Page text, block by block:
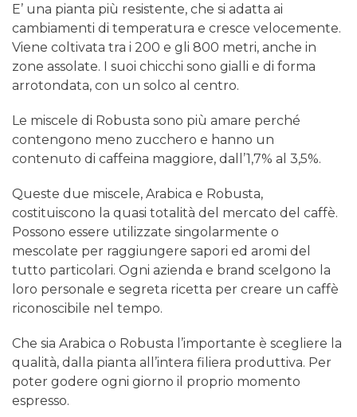
E’ una pianta più resistente, che si adatta ai
cambiamenti di temperatura e cresce velocemente.
Viene coltivata tra i 200 e gli 800 metri, anche in
zone assolate. I suoi chicchi sono gialli e di forma
arrotondata, con un solco al centro.
Le miscele di Robusta sono più amare perché
contengono meno zucchero e hanno un
contenuto di caffeina maggiore, dall’1,7% al 3,5%.
Queste due miscele, Arabica e Robusta,
costituiscono la quasi totalità del mercato del caffè.
Possono essere utilizzate singolarmente o
mescolate per raggiungere sapori ed aromi del
tutto particolari. Ogni azienda e brand scelgono la
loro personale e segreta ricetta per creare un caffè
riconoscibile nel tempo.
Che sia Arabica o Robusta l’importante è scegliere la
qualità, dalla pianta all’intera filiera produttiva. Per
poter godere ogni giorno il proprio momento
espresso.